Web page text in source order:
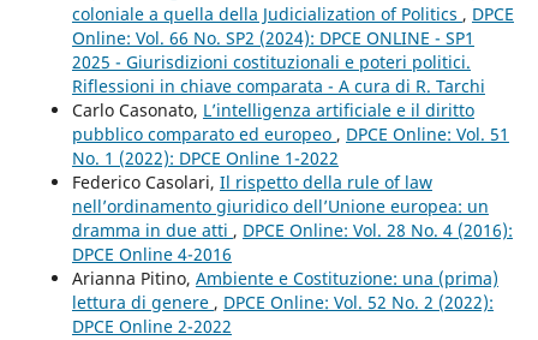
coloniale a quella della Judicialization of Politics , DPCE
Online: Vol. 66 No. SP2 (2024): DPCE ONLINE - SP1
2025 - Giurisdizioni costituzionali e poteri politici.
Riflessioni in chiave comparata - A cura di R. Tarchi
Carlo Casonato, L’intelligenza artificiale e il diritto
pubblico comparato ed europeo , DPCE Online: Vol. 51
No. 1 (2022): DPCE Online 1-2022
Federico Casolari, Il rispetto della rule of law
nell’ordinamento giuridico dell’Unione europea: un
dramma in due atti , DPCE Online: Vol. 28 No. 4 (2016):
DPCE Online 4-2016
Arianna Pitino, Ambiente e Costituzione: una (prima)
lettura di genere , DPCE Online: Vol. 52 No. 2 (2022):
DPCE Online 2-2022